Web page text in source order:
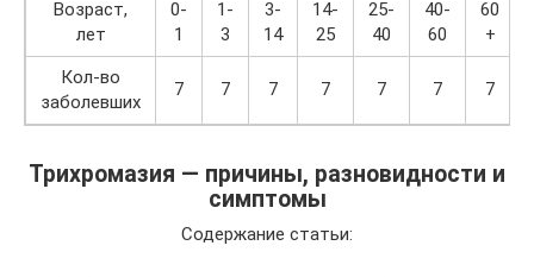
Возраст,
лет
0-
1
1-
3
3-
14
14-
25
25-
40
40-
60
60
+
Кол-во
заболевших
7 7 7 7 7 7 7
Трихромазия — причины, разновидности и
симптомы
Содержание статьи: